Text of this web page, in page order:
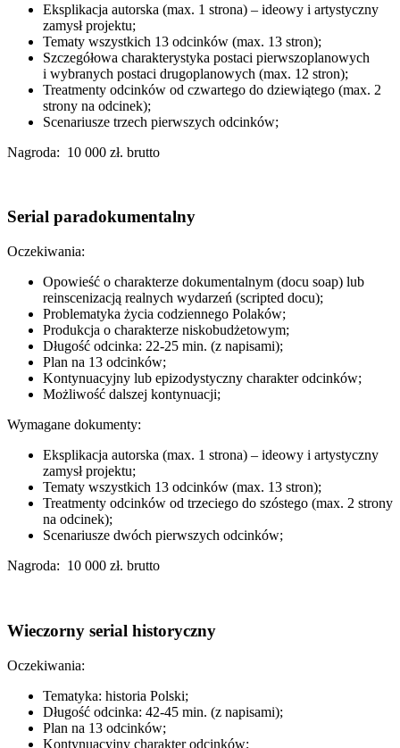
Eksplikacja autorska (max. 1 strona) – ideowy i artystyczny
zamysł projektu;
Tematy wszystkich 13 odcinków (max. 13 stron);
Szczegółowa charakterystyka postaci pierwszoplanowych
i wybranych postaci drugoplanowych (max. 12 stron);
Treatmenty odcinków od czwartego do dziewiątego (max. 2
strony na odcinek);
Scenariusze trzech pierwszych odcinków;
Nagroda: 10 000 zł. brutto
Serial paradokumentalny
Oczekiwania:
Opowieść o charakterze dokumentalnym (docu soap) lub
reinscenizacją realnych wydarzeń (scripted docu);
Problematyka życia codziennego Polaków;
Produkcja o charakterze niskobudżetowym;
Długość odcinka: 22-25 min. (z napisami);
Plan na 13 odcinków;
Kontynuacyjny lub epizodystyczny charakter odcinków;
Możliwość dalszej kontynuacji;
Wymagane dokumenty:
Eksplikacja autorska (max. 1 strona) – ideowy i artystyczny
zamysł projektu;
Tematy wszystkich 13 odcinków (max. 13 stron);
Treatmenty odcinków od trzeciego do szóstego (max. 2 strony
na odcinek);
Scenariusze dwóch pierwszych odcinków;
Nagroda: 10 000 zł. brutto
Wieczorny serial historyczny
Oczekiwania:
Tematyka: historia Polski;
Długość odcinka: 42-45 min. (z napisami);
Plan na 13 odcinków;
Kontynuacyjny charakter odcinków;